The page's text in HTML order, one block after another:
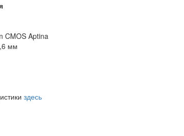
CMOS Aptina
мм
здесь